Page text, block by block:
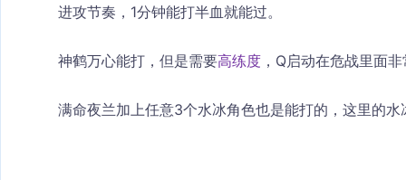
进攻节奏，1分钟能打半血就能过。
神鹤万心能打，但是需要高练度 ，Q启动在危战里面
满命夜兰加上任意3个水冰角色也是能打的，这里的水